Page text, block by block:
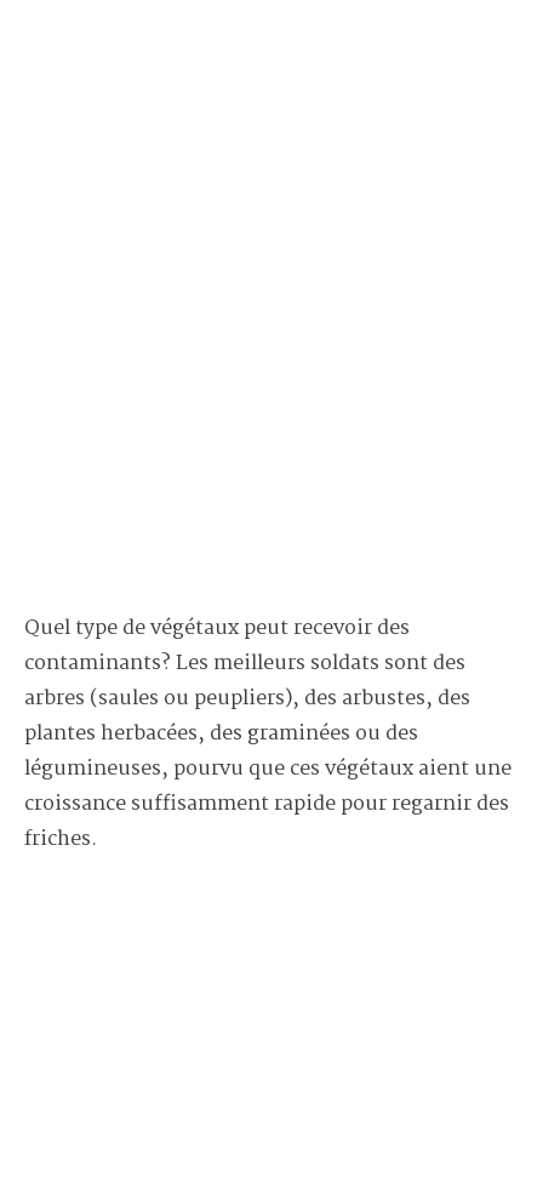
Quel type de végétaux peut recevoir des
contaminants? Les meilleurs soldats sont des
arbres (saules ou peupliers), des arbustes, des
plantes herbacées, des graminées ou des
légumineuses, pourvu que ces végétaux aient une
croissance suffisamment rapide pour regarnir des
friches.